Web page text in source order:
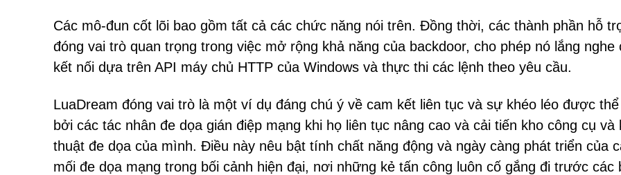
Các mô-đun cốt lõi bao gồm tất cả các chức năng nói trên. Đồng thời, các thành phần hỗ
đóng vai trò quan trọng trong việc mở rộng khả năng của backdoor, cho phép nó lắng nghe
kết nối dựa trên API máy chủ HTTP của Windows và thực thi các lệnh theo yêu cầu.
LuaDream đóng vai trò là một ví dụ đáng chú ý về cam kết liên tục và sự khéo léo được thể
bởi các tác nhân đe dọa gián điệp mạng khi họ liên tục nâng cao và cải tiến kho công cụ và
thuật đe dọa của mình. Điều này nêu bật tính chất năng động và ngày càng phát triển của
mối đe dọa mạng trong bối cảnh hiện đại, nơi những kẻ tấn công luôn cố gắng đi trước các